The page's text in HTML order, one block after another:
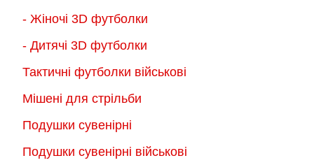
- Жіночі 3D футболки
- Дитячі 3D футболки
Тактичні футболки військові
Мішені для стрільби
Подушки сувенірні
Подушки сувенірні військові